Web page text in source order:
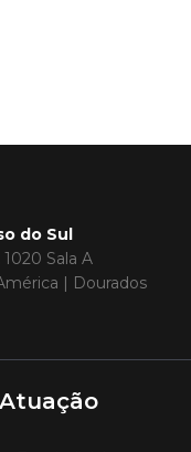
do Sul
Sala A
| Dourados